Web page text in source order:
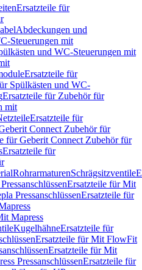
Ersatzteile für
Abdeckungen und
Steuerungen mit
und WC-Steuerungen mit
Ersatzteile für
Spülkästen und WC-
Ersatzteile für Zubehör für
mit
Ersatzteile für
Connect Zubehör für
für Geberit Connect Zubehör für
Ersatzteile für
RohrarmaturenSchrägsitzventile
Ersatzteile für Mit
PressanschlüssenErsatzteile für
Mapress
KugelhähneErsatzteile für
Ersatzteile für Mit FlowFit
Ersatzteile für Mit
PressanschlüssenErsatzteile für